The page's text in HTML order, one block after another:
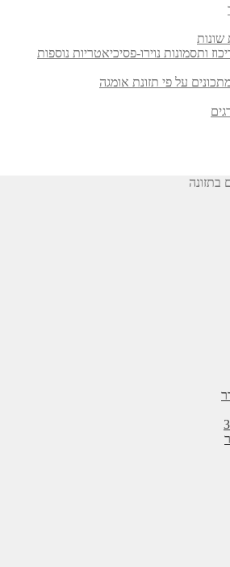
ותסמונות נוירו-פסיכיאטריות נוספות
על פי תזונת אומגה